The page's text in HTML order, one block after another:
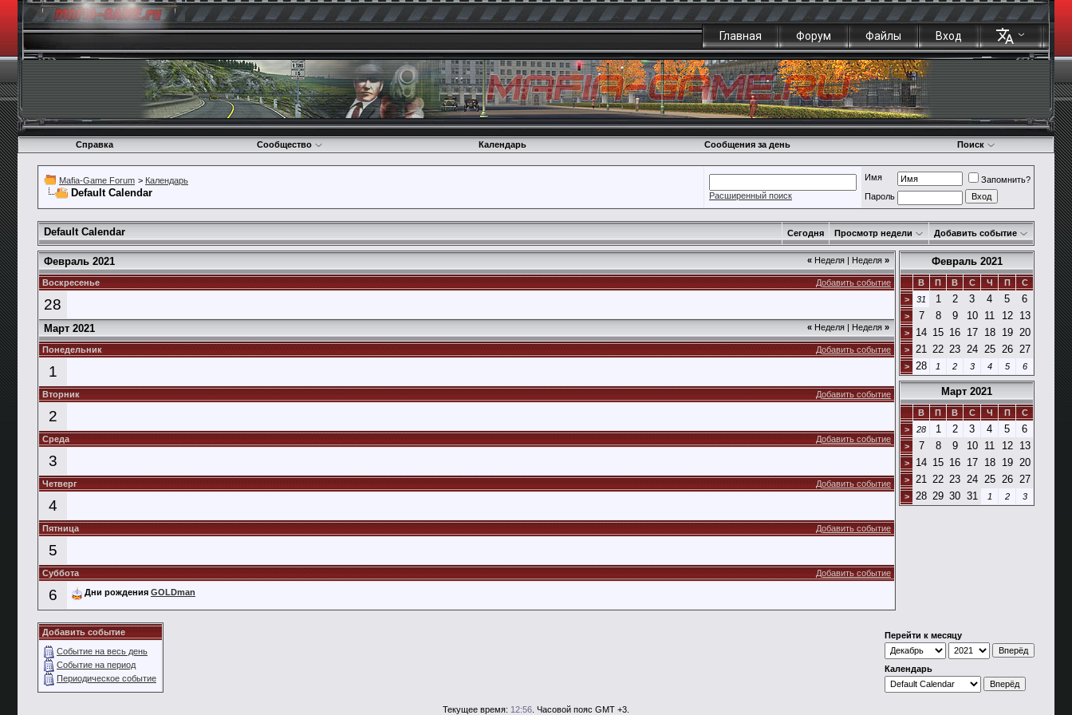
Главная Форум Файлы Вход
Справка Сообщество Календарь Сообщения за день Поиск
Mafia-Game Forum > Календарь
Default Calendar Расширенный поиск
Имя
Запомнить?
Пароль
Default Calendar Сегодня Просмотр недели Добавить событие
« Неделя | Неделя »
Февраль 2021
Добавить событие
Воскресенье
28
« Неделя | Неделя »
Март 2021
Добавить событие
Понедельник
1
Добавить событие
Вторник
2
Добавить событие
Среда
3
Добавить событие
Четверг
4
Добавить событие
Пятница
5
Добавить событие
Суббота
6 Дни рождения GOLDman
Февраль 2021
В П В С Ч П
С
>
31 1 2 3 4 5 6
> 7 8 9 10 11 12 13
> 14 15 16 17 18 19 20
> 21 22 23 24 25 26 27
> 28 1 2 3 4 5 6
Март 2021
В П В С Ч П
С
>
28 1 2 3 4 5 6
> 7 8 9 10 11 12 13
> 14 15 16 17 18 19 20
> 21 22 23 24 25 26 27
> 28 29 30 31 1 2 3
Добавить событие
Событие на весь день
Событие на период
Периодическое событие
Перейти к месяцу
Календарь
Текущее время: 12:56 . Часовой пояс GMT +3.